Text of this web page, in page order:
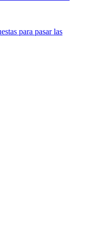
para pasar las